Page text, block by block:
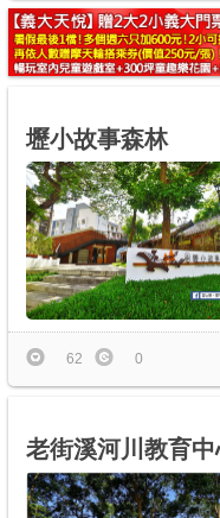
壢小故事森林
62 0
老街溪河川教育